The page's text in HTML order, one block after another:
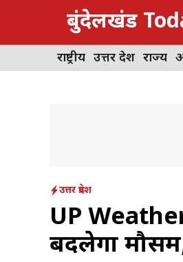
content
बुंदेलखंड
राष्ट्रीय उत्तर प्रदेश राज्य
उत्तर प्रदेश
UP
बदलेगा